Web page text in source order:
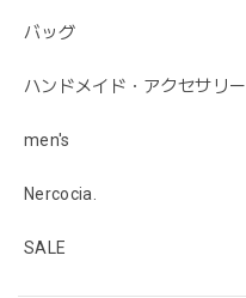
バッグ
ハンドメイド・アクセサリー
men's
Nercocia.
SALE